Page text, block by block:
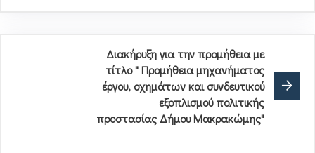
Διακήρυξη για την προμήθεια με
τίτλο " Προμήθεια μηχανήματος
έργου, οχημάτων και συνδευτικού
εξοπλισμού πολιτικής
προστασίας Δήμου Μακρακώμης"